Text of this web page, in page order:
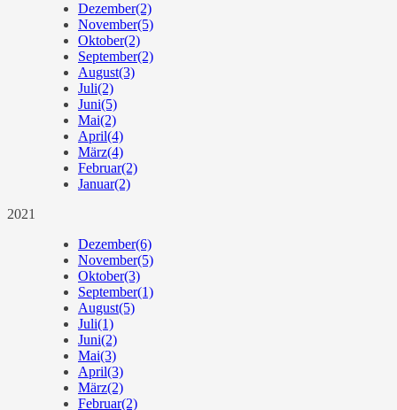
Dezember(2)
November(5)
Oktober(2)
September(2)
August(3)
Juli(2)
Juni(5)
Mai(2)
April(4)
März(4)
Februar(2)
Januar(2)
2021
Dezember(6)
November(5)
Oktober(3)
September(1)
August(5)
Juli(1)
Juni(2)
Mai(3)
April(3)
März(2)
Februar(2)